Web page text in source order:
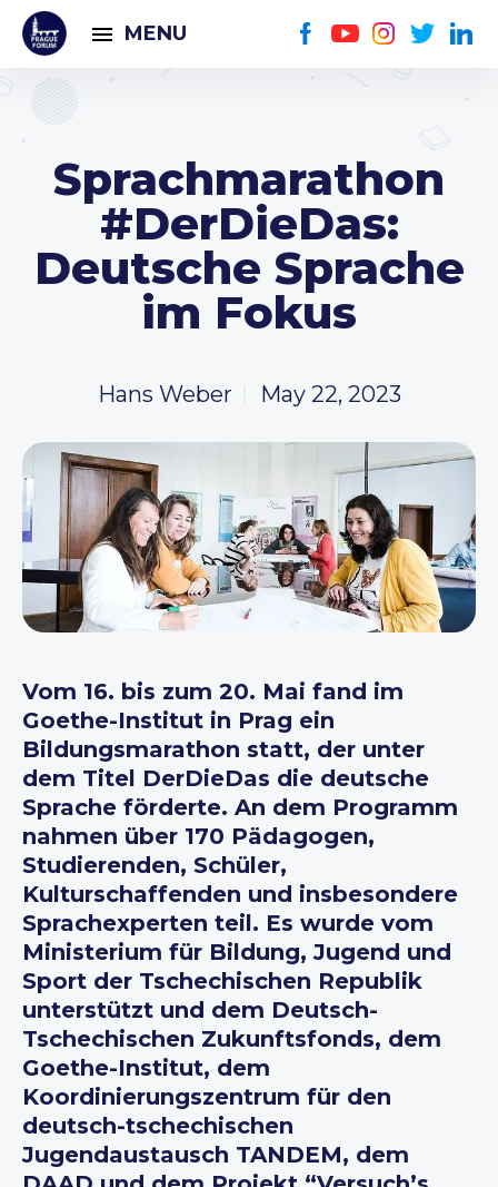
MENU
Sprachmarathon
#DerDieDas:
Deutsche Sprache
im Fokus
Hans Weber May 22, 2023
Vom 16. bis zum 20. Mai fand im
Goethe-Institut in Prag ein
Bildungsmarathon statt, der unter
dem Titel DerDieDas die deutsche
Sprache förderte. An dem Programm
nahmen über 170 Pädagogen,
Studierenden, Schüler,
Kulturschaffenden und insbesondere
Sprachexperten teil. Es wurde vom
Ministerium für Bildung, Jugend und
Sport der Tschechischen Republik
unterstützt und dem Deutsch-
Tschechischen Zukunftsfonds, dem
Goethe-Institut, dem
Koordinierungszentrum für den
deutsch-tschechischen
Jugendaustausch TANDEM, dem